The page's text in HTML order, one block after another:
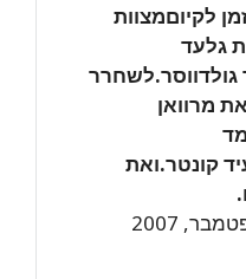
לקיוםמצוות
גלעד
מרוואן
קונטר.ואת